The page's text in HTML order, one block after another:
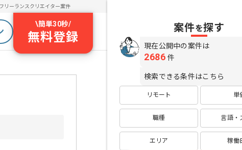
フリーランスクリエイター案件
\簡単30秒/
無料登録
案件を探す
現在公開中の案件は
2686 件
検索できる条件はこちら
リモート 単
職種 言語・
エリア 稼働